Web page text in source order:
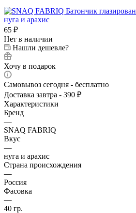
65 ₽
Нет в наличии
Нашли дешевле?
Хочу в подарок
Самовывоз сегодня - бесплатно
Доставка завтра - 390 ₽
Характеристики
Бренд
—
SNAQ FABRIQ
Вкус
—
нуга и арахис
Страна происхождения
—
Россия
Фасовка
—
40 гр.